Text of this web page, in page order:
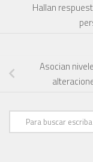
Hallan
Asocian